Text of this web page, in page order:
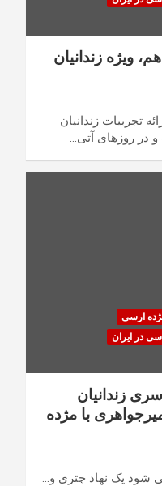
ويژه زندانيان
تجربیات زندانیان
در روزهای آتی…
ارسی
در ایران
زندانیان
با مژده
شود یک نهاد چتری و…